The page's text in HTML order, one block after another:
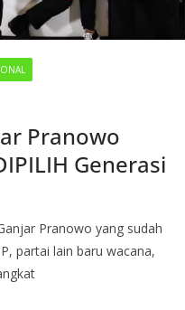
Pranowo
Generasi
Pranowo yang sudah
partai lain baru wacana,